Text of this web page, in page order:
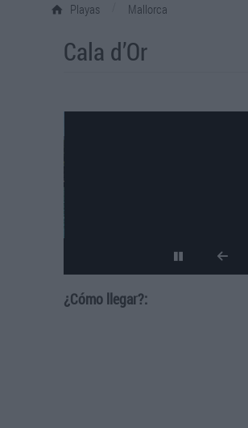
Playas Mallorca
Cala d’Or
¿Cómo llegar?: